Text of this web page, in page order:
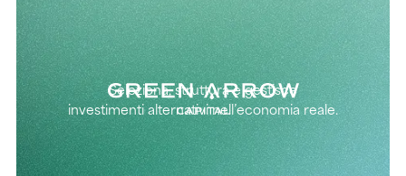
Seleziona, struttura e gestisce
investimenti alternativi nell’economia reale.